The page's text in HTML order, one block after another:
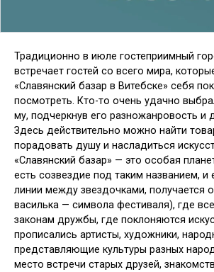
Традиционно в июле гостеприим­ный
встречает го­стей со всего мира,
«Славянский базар в Витебске» себя
посмотреть. Кто-то очень удачно
му, подчеркнув его разножанровость и
Здесь действительно можно найти
по­радовать душу и насладиться
«Славянский базар» — это особая
есть созвез­дие под таким названием, и
линии между звездочками, получается
василька — символа фестиваля), где
законам дружбы, где поклоняются
прописались арти­сты, художники,
представляющие культуры разных
место встречи старых друзей,